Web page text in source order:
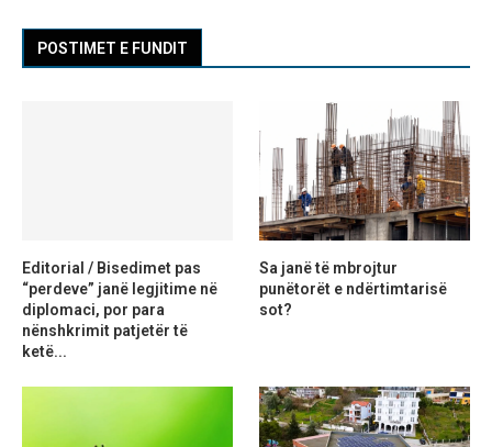
POSTIMET E FUNDIT
Editorial / Bisedimet pas
“perdeve” janë legjitime në
diplomaci, por para
nënshkrimit patjetër të
ketë...
Sa janë të mbrojtur
punëtorët e ndërtimtarisë
sot?